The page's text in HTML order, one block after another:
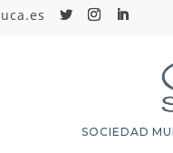
SOCIEDAD